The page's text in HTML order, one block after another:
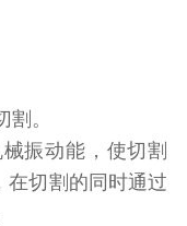
。
振动能，使切割
在切割的同时通过